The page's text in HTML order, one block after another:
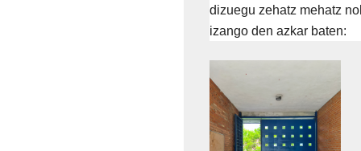
dizuegu zehatz mehatz
izango den azkar baten: